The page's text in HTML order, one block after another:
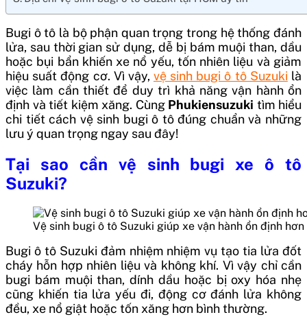
Bugi ô tô là bộ phận quan trọng trong hệ thống đánh
lửa, sau thời gian sử dụng, dễ bị bám muội than, dầu
hoặc bụi bẩn khiến xe nổ yếu, tốn nhiên liệu và giảm
hiệu suất động cơ. Vì vậy, vệ sinh bugi ô tô Suzuki là
việc làm cần thiết để duy trì khả năng vận hành ổn
định và tiết kiệm xăng. Cùng Phukiensuzuki tìm hiểu
chi tiết cách vệ sinh bugi ô tô đúng chuẩn và những
lưu ý quan trọng ngay sau đây!
Tại sao cần vệ sinh bugi xe ô tô
Suzuki?
Vệ sinh bugi ô tô Suzuki giúp xe vận hành ổn định hơn
Bugi ô tô Suzuki đảm nhiệm nhiệm vụ tạo tia lửa đốt
cháy hỗn hợp nhiên liệu và không khí. Vì vậy chỉ cần
bugi bám muội than, dính dầu hoặc bị oxy hóa nhẹ
cũng khiến tia lửa yếu đi, động cơ đánh lửa không
đều, xe nổ giật hoặc tốn xăng hơn bình thường.